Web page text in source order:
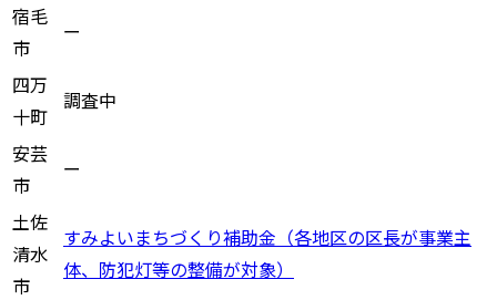
宿毛
市
ー
四万
十町
調査中
安芸
市
ー
土佐
清水
市
すみよいまちづくり補助金（各地区の区長が事業主
体、防犯灯等の整備が対象）